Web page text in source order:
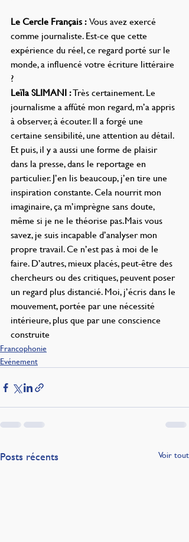
Le Cercle Français : Vous avez exercé
comme journaliste. Est-ce que cette
expérience du réel, ce regard porté sur le
monde, a influencé votre écriture littéraire
?
Leïla SLIMANI : Très certainement. Le
journalisme a affûté mon regard, m’a appris
à observer, à écouter. Il a forgé une
certaine sensibilité, une attention au détail.
Et puis, il y a aussi une forme de plaisir
dans la presse, dans le reportage en
particulier. J’en lis beaucoup, j’en tire une
inspiration constante. Cela nourrit mon
imaginaire, ça m’imprègne sans doute,
même si je ne le théorise pas.Mais vous
savez, je suis incapable d’analyser mon
propre travail. Ce n’est pas à moi de le
faire. D’autres, mieux placés, peut-être des
chercheurs ou des critiques, peuvent poser
un regard plus distancié. Moi, j’écris dans le
mouvement, portée par une nécessité
intérieure, plus que par une conscience
construite
Francophonie
Evénement
Posts récents Voir tout